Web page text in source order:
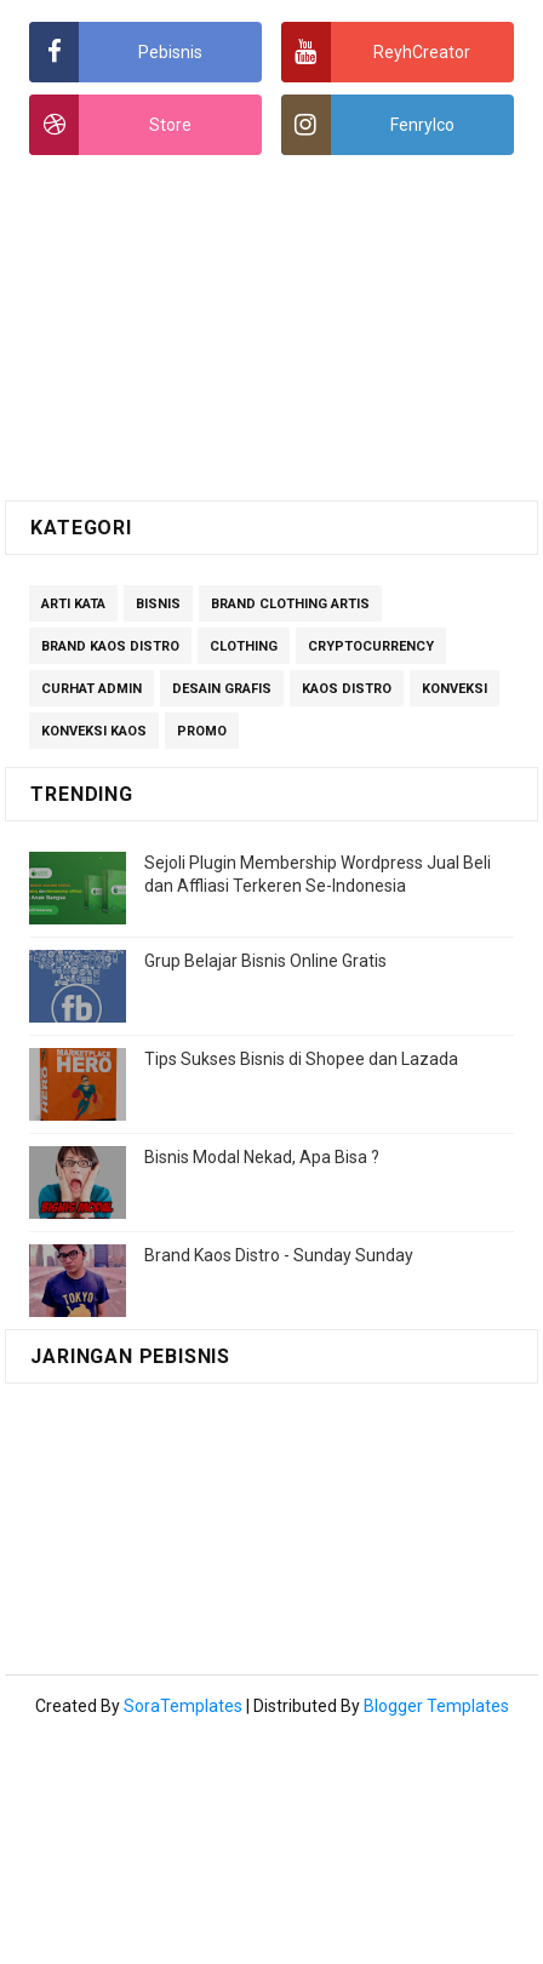
Pebisnis ReyhCreator
Store Fenrylco
KATEGORI
ARTI KATA BISNIS BRAND CLOTHING ARTIS
BRAND KAOS DISTRO CLOTHING CRYPTOCURRENCY
CURHAT ADMIN DESAIN GRAFIS KAOS DISTRO KONVEKSI
KONVEKSI KAOS PROMO
TRENDING
Sejoli Plugin Membership Wordpress Jual Beli
dan Affliasi Terkeren Se-Indonesia
Grup Belajar Bisnis Online Gratis
Tips Sukses Bisnis di Shopee dan Lazada
Bisnis Modal Nekad, Apa Bisa ?
Brand Kaos Distro - Sunday Sunday
JARINGAN PEBISNIS
Created BySoraTemplates | Distributed By Blogger Templates